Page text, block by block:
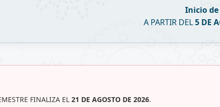
Inicio
A PARTIR DEL5 DE
FINALIZA EL 21 DE AGOSTO DE 2026.